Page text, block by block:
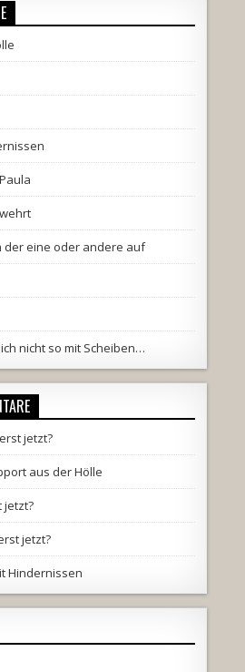
der eine oder andere auf
nicht so mit Scheiben…
jetzt?
aus der Hölle
jetzt?
jetzt?
Hindernissen